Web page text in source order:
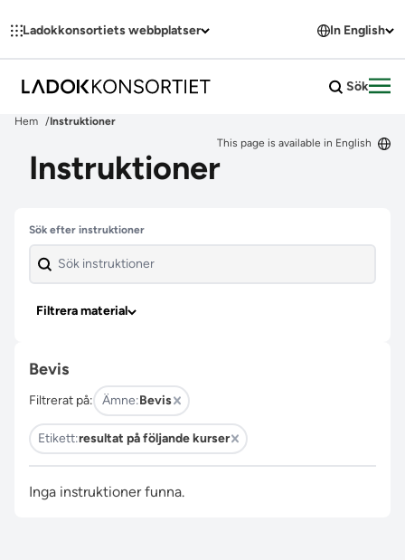
Ladokkonsortiets webbplatser In English
Sök
Hem
Instruktioner
This page is available in English
Instruktioner
Hoppa över filter
Sök efter instruktioner
Filtrera material
Bevis
Filtrerat på: Ämne:Bevis
Etikett:resultat på följande kurser
Inga instruktioner funna.